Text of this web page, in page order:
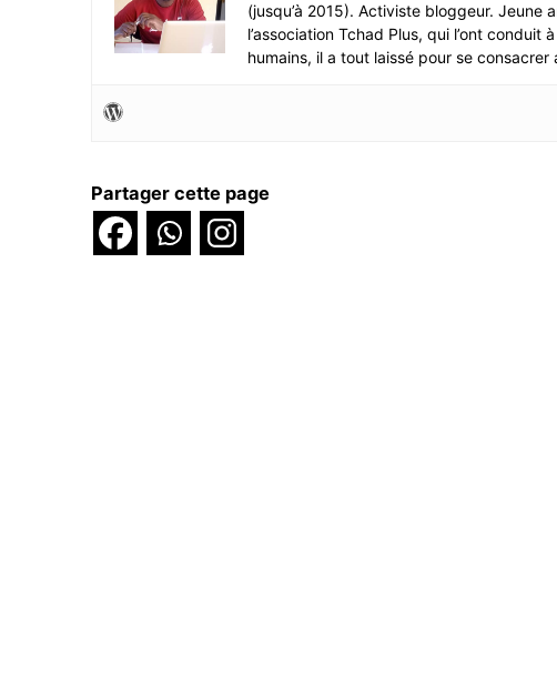
(jusqu’à 2015). Activiste bloggeur. Jeune
l’association Tchad Plus, qui l’ont
humains, il a tout laissé pour se
Partager cette page